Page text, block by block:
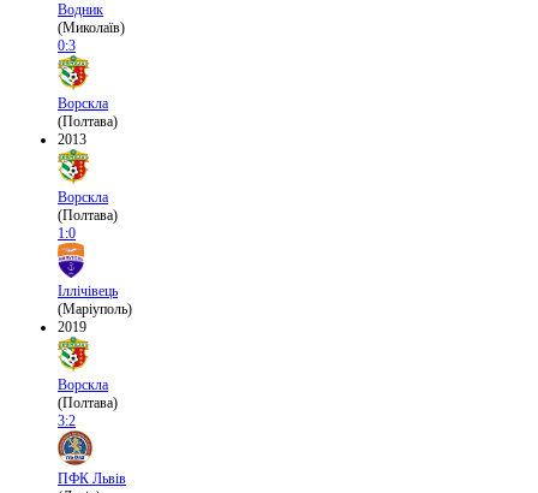
Водник
(Миколаїв)
0:3
Ворскла
(Полтава)
2013
Ворскла
(Полтава)
1:0
Іллічівець
(Маріуполь)
2019
Ворскла
(Полтава)
3:2
ПФК Львів